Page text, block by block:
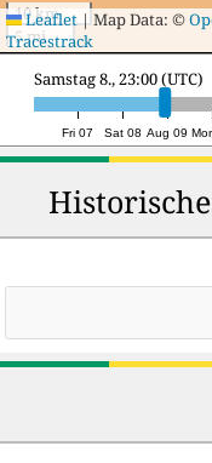
10 km
5 mi
Leaflet|Map Data: ©
Tracestrack
Fri 07 Sat 08 Aug 09
Sonntag 9., 17:00 (UTC)